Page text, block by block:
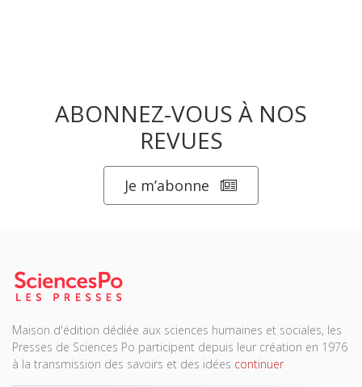
ABONNEZ-VOUS À NOS
REVUES
Je m’abonne
Maison d'édition dédiée aux sciences humaines et sociales, les
Presses de Sciences Po participent depuis leur création en 1976
à la transmission des savoirs et des idées continuer